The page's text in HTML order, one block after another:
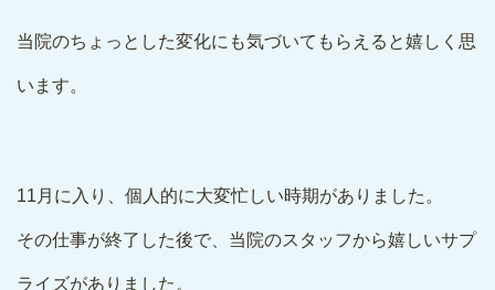
当院のちょっとした変化にも気づいてもらえると嬉しく思
います。
11月に入り、個人的に大変忙しい時期がありました。
その仕事が終了した後で、当院のスタッフから嬉しいサプ
ライズがありました。